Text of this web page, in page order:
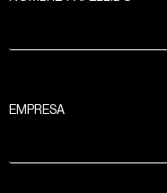
EMPRESA